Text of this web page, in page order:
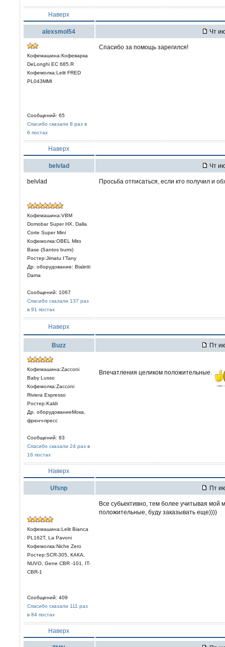
Наверх
alexsmol54 Чт
Кофемашина:Кофеварка
DeLonghi EC 685.R
Кофемолка:Lelit FRED
PL043MMI
Сообщений: 65
Спасибо сказали 8 раз в
6 постах
Спасибо за помощь зарегился!
Наверх
belvlad Чт
belvlad
Кофемашина:VBM
Domobar Super HX, Dalla
Corte Super Mini
Кофемолка:OBEL Mito
Base (Santos burrs)
Ростер:Jimatu I’Tany
Др. оборудование: Bialetti
Dama
Сообщений: 1067
Спасибо сказали 137 раз
в 91 постах
Просьба отписаться, если кто получил и
Наверх
Buzz Пт
Кофемашина:Zacconi
Baby Lusso
Кофемолка:Zacconi
Riviera Espresso
Ростер:Kaldi
Др. оборудованиеМока,
френч-пресс
Сообщений: 83
Спасибо сказали 24 раз в
16 постах
Впечатления целиком положительные.
Наверх
Ufsnp Пт
Кофемашина:Lelit Bianca
PL162T, La Pavoni
Кофемолка:Niche Zero
Ростер:SCR-305, КАКА,
NUVO, Gene CBR -101, IT-
CBR-1
Сообщений: 409
Спасибо сказали 111 раз
в 84 постах
Все субьективно, тем более учитывая
положительные, буду заказывать еще))))
Наверх